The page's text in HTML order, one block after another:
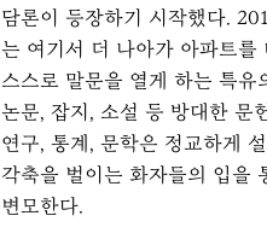
담론이 등장하기 시작했다.
는 여기서 더 나아가 아파트를
스스로 말문을 열게 하는 특유
논문, 잡지, 소설 등 방대한 문
연구, 통계, 문학은 정교하게
각축을 벌이는 화자들의 입을
변모한다.